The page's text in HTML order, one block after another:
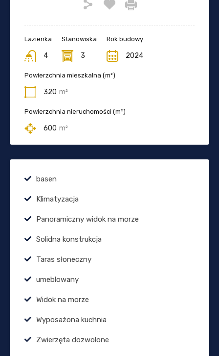
Lazienka
4
Stanowiska
3
Rok budowy
2024
Powierzchnia mieszkalna (m²)
320 m²
Powierzchnia nieruchomości (m²)
600 m²
basen
Klimatyzacja
Panoramiczny widok na morze
Solidna konstrukcja
Taras słoneczny
umeblowany
Widok na morze
Wyposażona kuchnia
Zwierzęta dozwolone